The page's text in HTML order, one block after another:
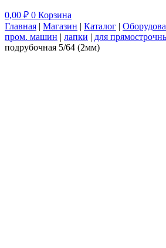
0,00 ₽ 0 Корзина
Главная | Магазин | Каталог |
пром. машин | лапки | для
подрубочная 5/64 (2мм)